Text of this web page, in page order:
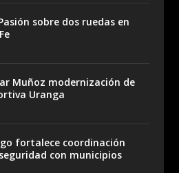
sobre dos ruedas en
Muñoz modernización de
Uranga
fortalece coordinación
con municipios